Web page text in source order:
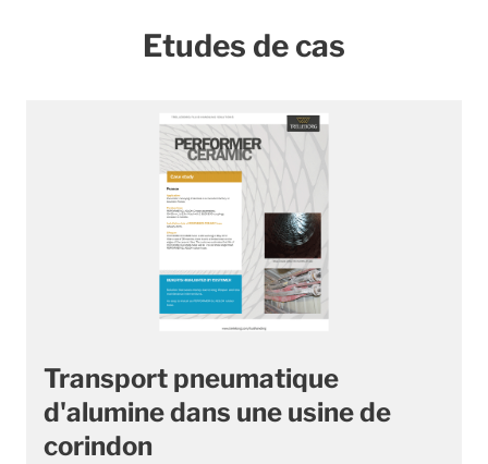
Etudes de cas
Transport pneumatique
d'alumine dans une usine de
corindon